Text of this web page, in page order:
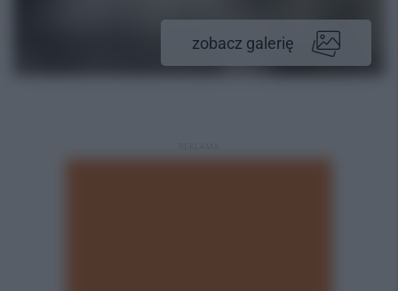
zobacz galerię